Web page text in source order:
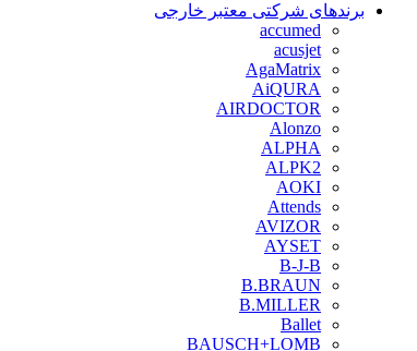
برندهای شرکتی معتبر خارجی
accumed
acusjet
AgaMatrix
AiQURA
AIRDOCTOR
Alonzo
ALPHA
ALPK2
AOKI
Attends
AVIZOR
AYSET
B-J-B
B.BRAUN
B.MILLER
Ballet
BAUSCH+LOMB